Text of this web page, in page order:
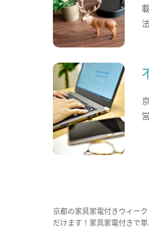
京都の家具家電付きウィー
だけます！家具家電付きで単